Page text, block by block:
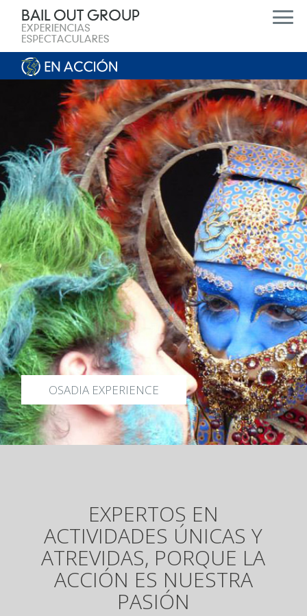
OSADIA EXPERIENCE
EXPERTOS EN
ACTIVIDADES ÚNICAS Y
ATREVIDAS, PORQUE LA
ACCIÓN ES NUESTRA
PASIÓN